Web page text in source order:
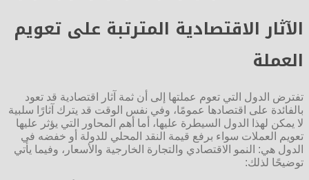
الآثار الاقتصادية المترتبة على تعويم
العملة
تفترض الدول التي تعوم عملتها إلى أن ثمة آثار اقتصادية قد تعود
بالفائدة على اقتصادها عمومًا، وفي نفس الوقت قد يترك آثارًا سلبية
لا يمكن لهذا الدول السيطرة عليها، أما أهم المحاور التي يؤثر عليها
تعويم العملات سواء برفع قيمة النقد المحلي للدولة أو خفضه في
الدول هي: النمو الاقتصادي والتجارة الخارجية والأسعار، وفيما يأتي
توضيحًا لذلك: